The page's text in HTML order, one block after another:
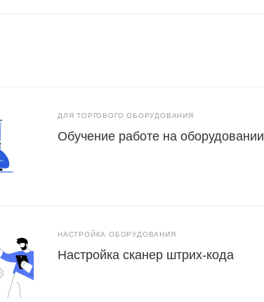
ДЛЯ ТОРГОВОГО ОБОРУДОВАНИЯ
Обучение работе на оборудовании
НАСТРОЙКА ОБОРУДОВАНИЯ
Настройка сканер штрих-кода